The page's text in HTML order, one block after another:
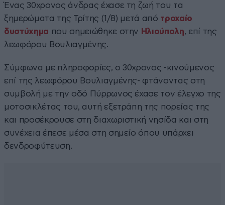
Ένας 30χρονος άνδρας έχασε τη ζωή του τα
ξημερώματα της Τρίτης (1/8) μετά από τροχαίο
δυστύχημα που σημειώθηκε στην Ηλιούπολη, επί της
λεωφόρου Βουλιαγμένης.
Σύμφωνα με πληροφορίες, ο 30χρονος -κινούμενος
επί της λεωφόρου Βουλιαγμένης- φτάνοντας στη
συμβολή με την οδό Πύρρωνος έχασε τον έλεγχο της
μοτοσικλέτας του, αυτή εξετράπη της πορείας της
και προσέκρουσε στη διαχωριστική νησίδα και στη
συνέχεια έπεσε μέσα στη σημείο όπου υπάρχει
δενδροφύτευση.